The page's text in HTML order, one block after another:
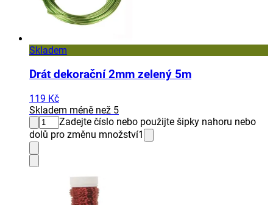
Skladem
Drát dekorační 2mm zelený 5m
119 Kč
Skladem méně než 5
Zadejte číslo nebo použijte šipky nahoru nebo
dolů pro změnu množství1